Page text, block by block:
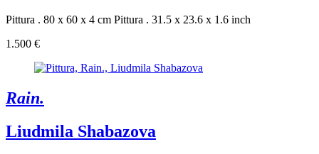
Pittura . 80 x 60 x 4 cm Pittura . 31.5 x 23.6 x 1.6 inch
1.500 €
Rain.
Liudmila Shabazova